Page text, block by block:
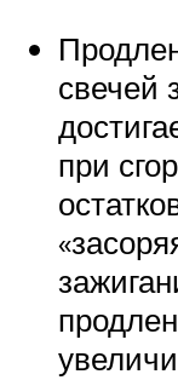
свечей
при